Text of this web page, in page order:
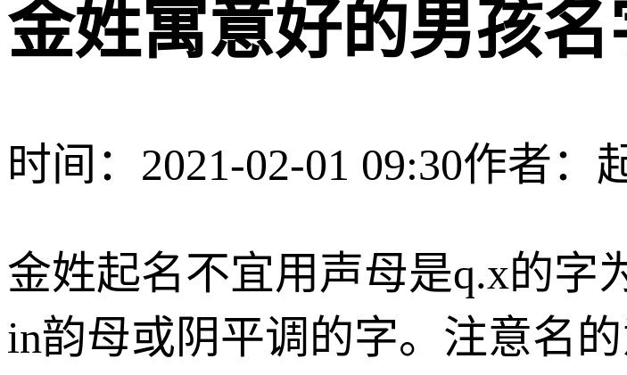
金姓寓意好的男孩名
时间：2021-02-01 09:30作者：
金姓起名不宜用声母是q.x的字
in韵母或阴平调的字。注意名